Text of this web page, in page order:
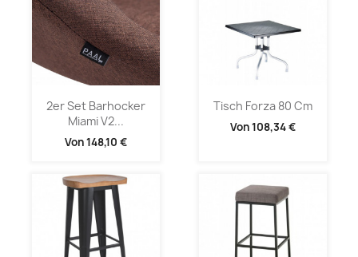
2er Set Barhocker
Miami V2...
Von148,10 €
Tisch Forza 80 Cm
Von108,34 €